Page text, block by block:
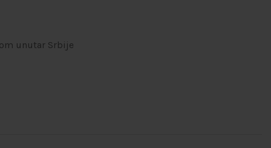
unutar Srbije